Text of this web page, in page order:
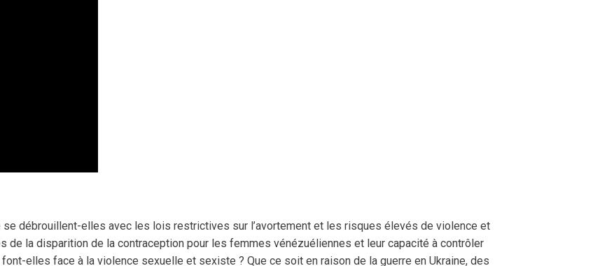
débrouillent-elles avec les lois restrictives sur l’avortement et les risques élevés de violence et
de la disparition de la contraception pour les femmes vénézuéliennes et leur capacité à contrôler
elles face à la violence sexuelle et sexiste ? Que ce soit en raison de la guerre en Ukraine, des